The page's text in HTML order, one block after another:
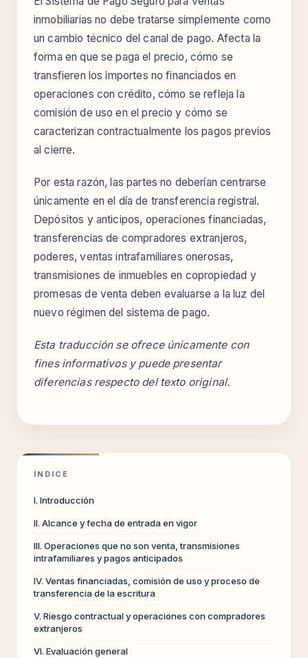
inmobiliarias no debe tratarse simplemente como
un cambio técnico del canal de pago. Afecta la
forma en que se paga el precio, cómo se
transfieren los importes no financiados en
operaciones con crédito, cómo se refleja la
comisión de uso en el precio y cómo se
caracterizan contractualmente los pagos previos
al cierre.
Por esta razón, las partes no deberían centrarse
únicamente en el día de transferencia registral.
Depósitos y anticipos, operaciones financiadas,
transferencias de compradores extranjeros,
poderes, ventas intrafamiliares onerosas,
transmisiones de inmuebles en copropiedad y
promesas de venta deben evaluarse a la luz del
nuevo régimen del sistema de pago.
Esta traducción se ofrece únicamente con
fines informativos y puede presentar
diferencias respecto del texto original.
ÍNDICE
I. Introducción
II. Alcance y fecha de entrada en vigor
III. Operaciones que no son venta, transmisiones
intrafamiliares y pagos anticipados
IV. Ventas financiadas, comisión de uso y proceso de
transferencia de la escritura
V. Riesgo contractual y operaciones con compradores
extranjeros
VI. Evaluación general